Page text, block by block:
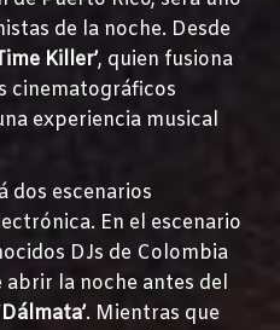
de la noche. Desde
Killer’, quien fusiona
cinematográficos
experiencia musical
dos escenarios
En el escenario
DJs de Colombia
abrir la noche antes del
Dálmata’. Mientras que